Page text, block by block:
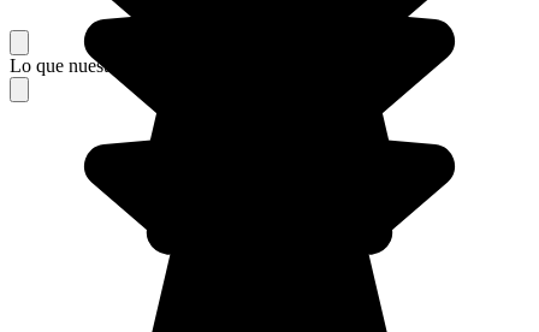
Lo que nuestros viajeros piensan de su estancia